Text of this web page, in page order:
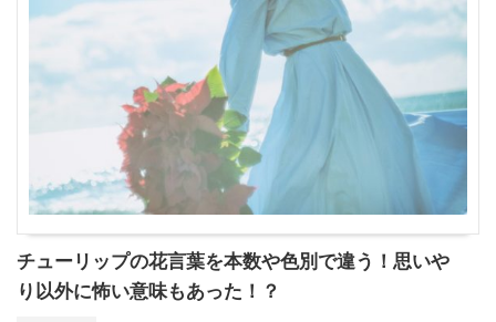
チューリップの花言葉を本数や色別で違う！思いや
り以外に怖い意味もあった！？